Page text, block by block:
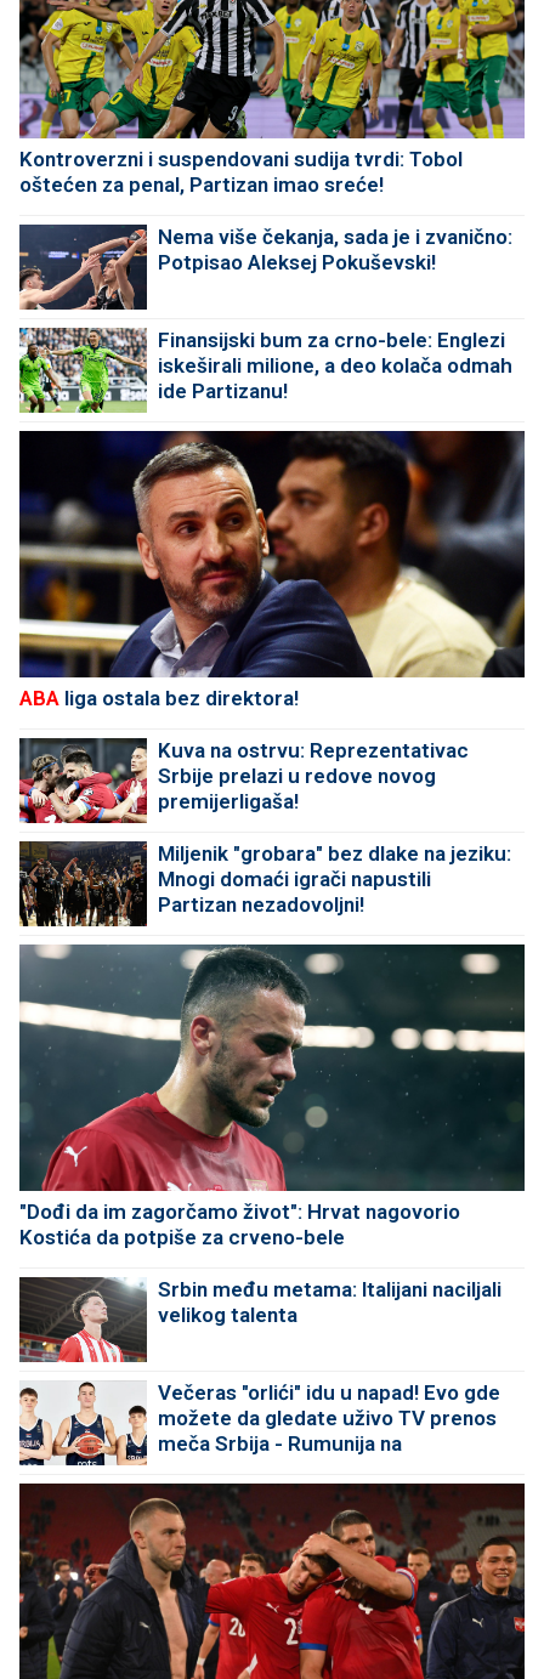
Kontroverzni i suspendovani sudija tvrdi: Tobol
oštećen za penal, Partizan imao sreće!
Nema više čekanja, sada je i zvanično:
Potpisao Aleksej Pokuševski!
Finansijski bum za crno-bele: Englezi
iskeširali milione, a deo kolača odmah
ide Partizanu!
ABA liga ostala bez direktora!
Kuva na ostrvu: Reprezentativac
Srbije prelazi u redove novog
premijerligaša!
Miljenik "grobara" bez dlake na jeziku:
Mnogi domaći igrači napustili
Partizan nezadovoljni!
"Dođi da im zagorčamo život": Hrvat nagovorio
Kostića da potpiše za crveno-bele
Srbin među metama: Italijani naciljali
velikog talenta
Večeras "orlići" idu u napad! Evo gde
možete da gledate uživo TV prenos
meča Srbija - Rumunija na